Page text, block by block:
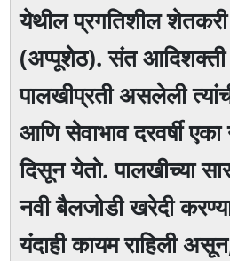
येथील प्रगतिशील शेतकरी
(अप्पूशेठ). संत आदिशक्ती
पालखीप्रती असलेली
आणि सेवाभाव दरवर्षी
दिसून येतो. पालखीच्या
नवी बैलजोडी खरेदी
यंदाही कायम राहिली